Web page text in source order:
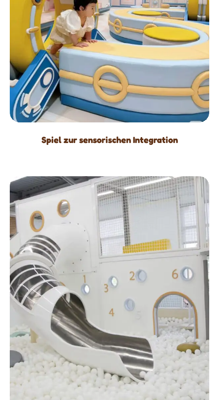
Spiel zur sensorischen Integration